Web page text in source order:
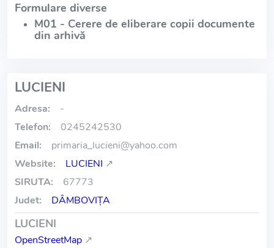
Formulare diverse
M01 - Cerere de eliberare copii documente
din arhivă
LUCIENI
Adresa:
-
Telefon:
0245242530
Email:
primaria_lucieni@yahoo.com
Website:
LUCIENI ↗
SIRUTA:
67773
Judet:
DÂMBOVIŢA
LUCIENI
OpenStreetMap ↗